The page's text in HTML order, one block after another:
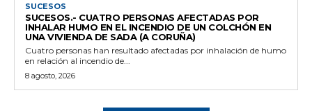
SUCESOS
SUCESOS.- CUATRO PERSONAS AFECTADAS POR
INHALAR HUMO EN EL INCENDIO DE UN COLCHÓN EN
UNA VIVIENDA DE SADA (A CORUÑA)
Cuatro personas han resultado afectadas por inhalación de humo
en relación al incendio de...
8 agosto, 2026